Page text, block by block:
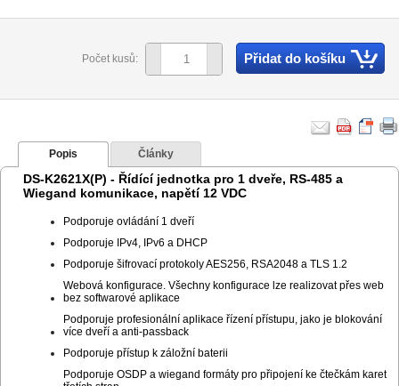
Počet kusů: Přidat do košíku
Popis Články
DS-K2621X(P) - Řídící jednotka pro 1 dveře, RS-485 a
Wiegand komunikace, napětí 12 VDC
Podporuje ovládání 1 dveří
Podporuje IPv4, IPv6 a DHCP
Podporuje šifrovací protokoly AES256, RSA2048 a TLS 1.2
Webová konfigurace. Všechny konfigurace lze realizovat přes web
bez softwarové aplikace
Podporuje profesionální aplikace řízení přístupu, jako je blokování
více dveří a anti-passback
Podporuje přístup k záložní baterii
Podporuje OSDP a wiegand formáty pro připojení ke čtečkám karet